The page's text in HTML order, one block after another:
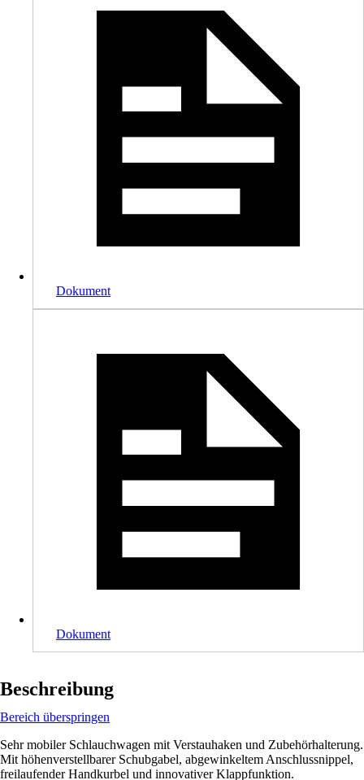
Dokument
Dokument
Beschreibung
Bereich überspringen
Sehr mobiler Schlauchwagen mit Verstauhaken und Zubehörhalterung.
Mit höhenverstellbarer Schubgabel, abgewinkeltem Anschlussnippel,
freilaufender Handkurbel und innovativer Klappfunktion.